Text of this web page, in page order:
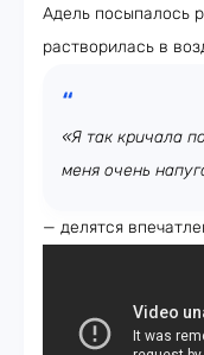
Адель посыпалось
растворилась в
«Я так кричала
меня очень
— делятся